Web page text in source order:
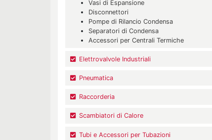
Vasi di Espansione
Disconnettori
Pompe di Rilancio Condensa
Separatori di Condensa
Accessori per Centrali Termiche
Elettrovalvole Industriali
Pneumatica
Raccorderia
Scambiatori di Calore
Tubi e Accessori per Tubazioni